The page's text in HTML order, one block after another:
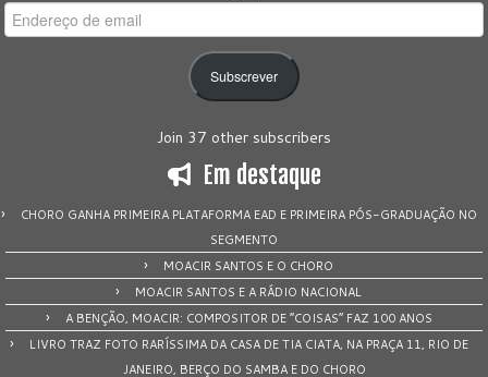
Endereço
de
Subscrever
Join 37 other subscribers
Em destaque
CHORO GANHA PRIMEIRA PLATAFORMA EAD E PRIMEIRA PÓS-GRADUAÇÃO NO
SEGMENTO
MOACIR SANTOS E O CHORO
MOACIR SANTOS E A RÁDIO NACIONAL
A BENÇÃO, MOACIR: COMPOSITOR DE “COISAS” FAZ 100 ANOS
LIVRO TRAZ FOTO RARÍSSIMA DA CASA DE TIA CIATA, NA PRAÇA 11, RIO DE
JANEIRO, BERÇO DO SAMBA E DO CHORO